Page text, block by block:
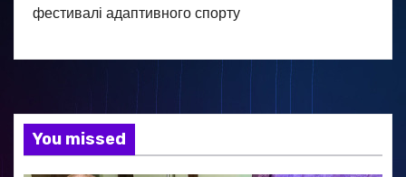
фестивалі адаптивного спорту
You missed